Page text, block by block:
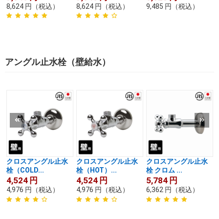
8,624 円 （税込） 8,624 円 （税込） 9,485 円 （税込）
アングル止水栓（壁給水）
クロスアングル止水
栓（COLD...
4,524 円
4,976 円 （税込）
クロスアングル止水
栓（HOT）...
4,524 円
4,976 円 （税込）
クロスアングル止水
栓 クロム ...
5,784 円
6,362 円 （税込）